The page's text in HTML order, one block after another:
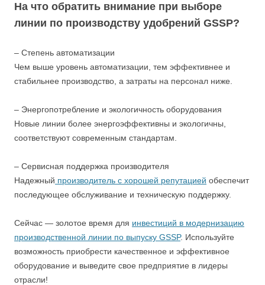
На что обратить внимание при выборе
линии по производству удобрений GSSP?
– Степень автоматизации
Чем выше уровень автоматизации, тем эффективнее и
стабильнее производство, а затраты на персонал ниже.
– Энергопотребление и экологичность оборудования
Новые линии более энергоэффективны и экологичны,
соответствуют современным стандартам.
– Сервисная поддержка производителя
Надежный производитель с хорошей репутацией обеспечит
последующее обслуживание и техническую поддержку.
Сейчас — золотое время для инвестиций в модернизацию
производственной линии по выпуску GSSP. Используйте
возможность приобрести качественное и эффективное
оборудование и выведите свое предприятие в лидеры
отрасли!